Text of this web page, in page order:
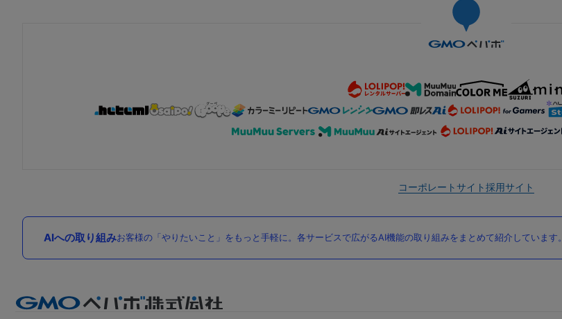
コーポレートサイト採用サイト
AIへの取り組みお客様の「やりたいこと」をもっと手軽に。各サービスで広がるAI機能の取り組みをまとめて紹介しています。